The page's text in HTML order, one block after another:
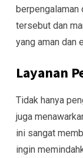
berpengalaman
tersebut dan
yang aman dan
Layanan
Tidak hanya
juga
ini sangat
ingin